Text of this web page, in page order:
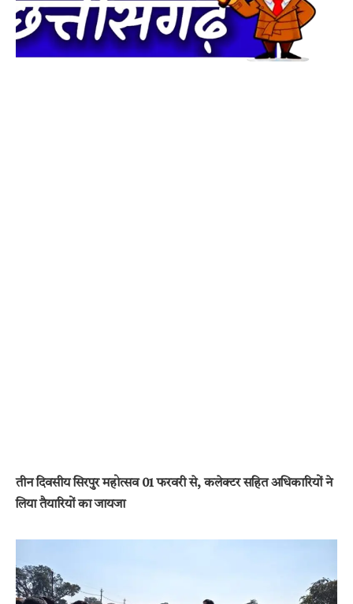
तीन दिवसीय सिरपुर महोत्सव 01 फरवरी से, कलेक्टर सहित अधिकारियों ने
लिया तैयारियों का जायजा